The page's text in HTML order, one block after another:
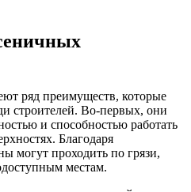
ряд преимуществ, которые
строителей. Во-первых, они
и способностью работать
Благодаря
могут проходить по грязи,
местам.